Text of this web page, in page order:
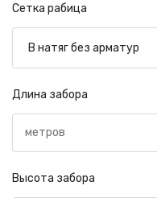
Сетка рабица
Длина забора
Высота забора